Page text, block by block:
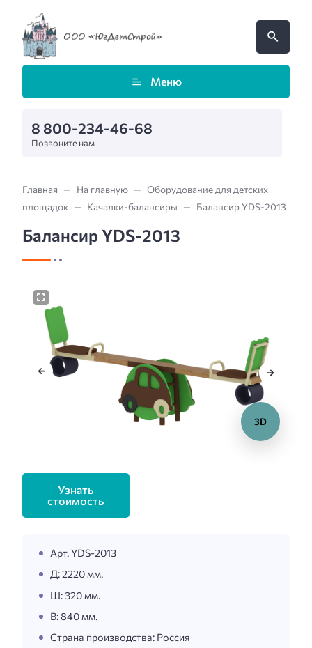
Меню
8 800-234-46-68
Позвоните нам
Главная На главную
Оборудование для детских
площадок
Качалки-балансиры Балансир YDS-2013
Балансир YDS-2013
3D
Узнать
стоимость
Арт. YDS-2013
Д: 2220 мм.
Ш: 320 мм.
В: 840 мм.
Страна производства: Россия